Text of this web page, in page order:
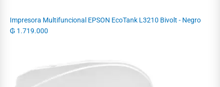
Impresora Multifuncional EPSON EcoTank L3210 Bivolt - Negro
₲ 1.719.000